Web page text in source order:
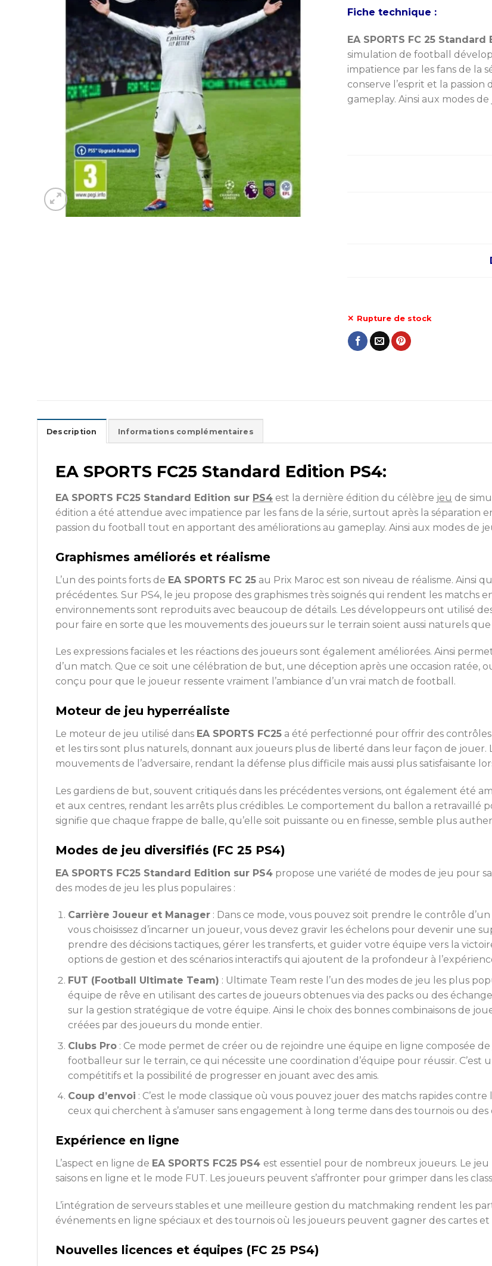
initial
était :
899,00
Fiche technique :
EA SPORTS FC 25
simulation de football
impatience par les fans de la
conserve l’esprit et la
gameplay. Ainsi aux modes
Rupture de stock
Description Informations complémentaires
EA SPORTS FC25 Standard Edition PS4:
EA SPORTS FC25 Standard Edition sur PS4 est la dernière édition du célèbre jeu de
édition a été attendue avec impatience par les fans de la série, surtout après la séparation
passion du football tout en apportant des améliorations au gameplay. Ainsi aux modes de
Graphismes améliorés et réalisme
L’un des points forts de EA SPORTS FC 25 au Prix Maroc est son niveau de réalisme. Ainsi
précédentes. Sur PS4, le jeu propose des graphismes très soignés qui rendent les matchs
environnements sont reproduits avec beaucoup de détails. Les développeurs ont utilisé
pour faire en sorte que les mouvements des joueurs sur le terrain soient aussi naturels que
Les expressions faciales et les réactions des joueurs sont également améliorées. Ainsi
d’un match. Que ce soit une célébration de but, une déception après une occasion ratée,
conçu pour que le joueur ressente vraiment l’ambiance d’un vrai match de football.
Moteur de jeu hyperréaliste
Le moteur de jeu utilisé dans EA SPORTS FC25 a été perfectionné pour offrir des contrôles
et les tirs sont plus naturels, donnant aux joueurs plus de liberté dans leur façon de
mouvements de l’adversaire, rendant la défense plus difficile mais aussi plus satisfaisante
Les gardiens de but, souvent critiqués dans les précédentes versions, ont également été
et aux centres, rendant les arrêts plus crédibles. Le comportement du ballon a retravaillé
signifie que chaque frappe de balle, qu’elle soit puissante ou en finesse, semble plus
Modes de jeu diversifiés (FC 25 PS4)
EA SPORTS FC25 Standard Edition sur PS4 propose une variété de modes de jeu pour
des modes de jeu les plus populaires :
Carrière Joueur et Manager: Dans ce mode, vous pouvez soit prendre le contrôle
vous choisissez d’incarner un joueur, vous devez gravir les échelons pour devenir une
prendre des décisions tactiques, gérer les transferts, et guider votre équipe vers la
options de gestion et des scénarios interactifs qui ajoutent de la profondeur à
FUT (Football Ultimate Team) : Ultimate Team reste l’un des modes de jeu les plus
équipe de rêve en utilisant des cartes de joueurs obtenues via des packs ou des
sur la gestion stratégique de votre équipe. Ainsi le choix des bonnes combinaisons de
créées par des joueurs du monde entier.
Clubs Pro: Ce mode permet de créer ou de rejoindre une équipe en ligne composée
footballeur sur le terrain, ce qui nécessite une coordination d’équipe pour réussir.
compétitifs et la possibilité de progresser en jouant avec des amis.
Coup d’envoi : C’est le mode classique où vous pouvez jouer des matchs rapides
ceux qui cherchent à s’amuser sans engagement à long terme dans des tournois ou des
Expérience en ligne
L’aspect en ligne de EA SPORTS FC25 PS4 est essentiel pour de nombreux joueurs. Le
saisons en ligne et le mode FUT. Les joueurs peuvent s’affronter pour grimper dans les
L’intégration de serveurs stables et une meilleure gestion du matchmaking rendent les
événements en ligne spéciaux et des tournois où les joueurs peuvent gagner des cartes
Nouvelles licences et équipes (FC 25 PS4)